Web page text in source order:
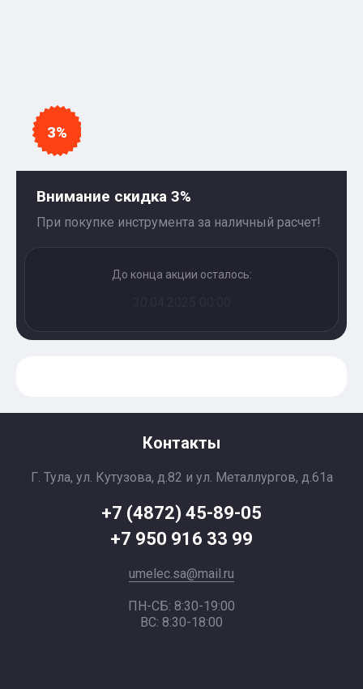
3%
Внимание скидка 3%
При покупке инструмента за наличный расчет!
До конца акции осталось:
Контакты
Г. Тула, ул. Кутузова, д.82 и ул. Металлургов, д.61а
+7 (4872) 45-89-05
+7 950 916 33 99
umelec.sa@mail.ru
ПН-СБ: 8:30-19:00
ВС: 8:30-18:00